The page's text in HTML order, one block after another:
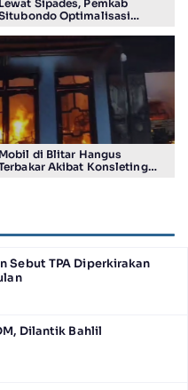
Lewat Sipades, Pemkab
Optimalisasi
Mobil di Blitar Hangus
Akibat Konsleting
Sebut TPA Diperkirakan
Dilantik Bahlil